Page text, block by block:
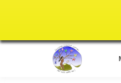
Passer
Il est